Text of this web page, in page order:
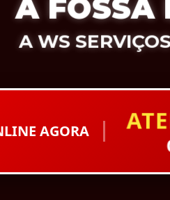
A FOSSA
A WS
AGORA